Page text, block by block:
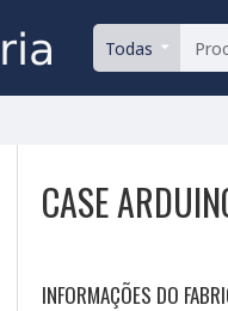
Todas
CASE
INFORMAÇÕES DO